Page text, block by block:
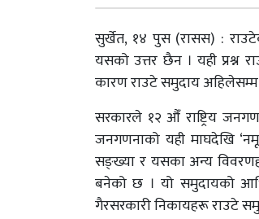
सुर्खेत, १४ पुस (रासस) :
यसको उत्तर छैन । यही प्रश्न
कारण राउटे समुदाय अहिलेसम्म
सरकारले १२ औँ राष्ट्रिय
जनगणनाको यही माघदेखि
सङ्ख्या र यसका अन्य
बनेको छ । यो समुदायको
गैरसरकारी निकायहरू राउटे